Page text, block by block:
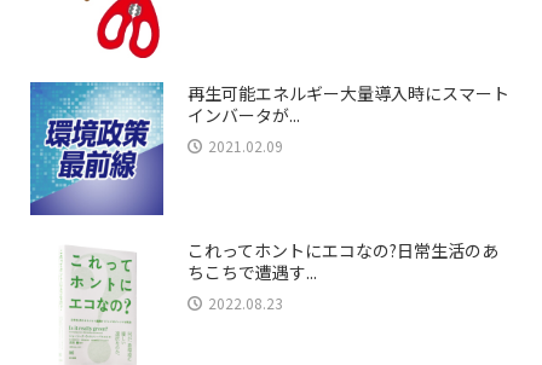
再生可能エネルギー大量導入時にスマート
インバータが...
2021.02.09
これってホントにエコなの?日常生活のあ
ちこちで遭遇す...
2022.08.23